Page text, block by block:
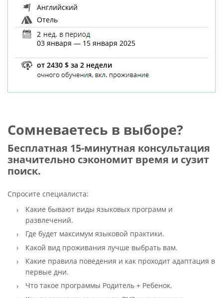
Английский
Отель
2
03 января — 15 января 2025
от 2430 $ за 2 недели
Сомневаетесь в выборе?
Бесплатная 15-минутная консультация
значительно сэкономит время и сузит
поиск.
Спросите специалиста:
Какие бывают виды языковых программ и
развлечений.
Где будет максимум языковой практики.
Какой вид проживания лучше выбрать вам.
Какие правила поведения и как проходит адаптация в
первые дни.
Что такое программы Родитель + Ребенок.